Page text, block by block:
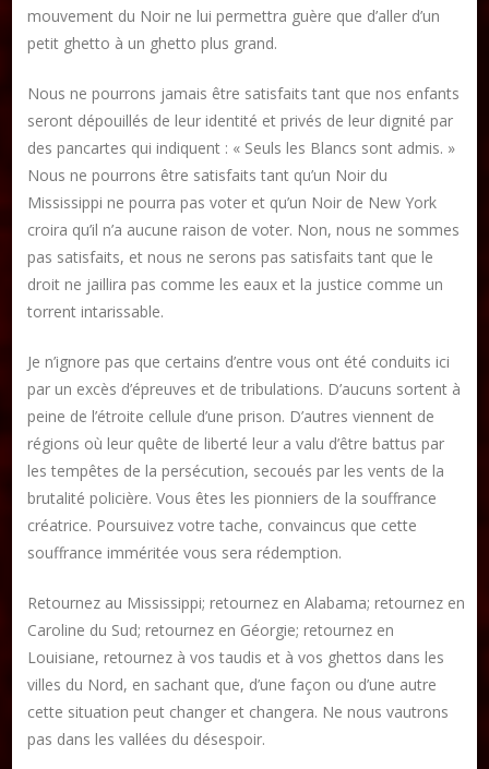
mouvement du Noir ne lui permettra guère que d’aller d’un
petit ghetto à un ghetto plus grand.
Nous ne pourrons jamais être satisfaits tant que nos enfants
seront dépouillés de leur identité et privés de leur dignité par
des pancartes qui indiquent : « Seuls les Blancs sont admis. »
Nous ne pourrons être satisfaits tant qu’un Noir du
Mississippi ne pourra pas voter et qu’un Noir de New York
croira qu’il n’a aucune raison de voter. Non, nous ne sommes
pas satisfaits, et nous ne serons pas satisfaits tant que le
droit ne jaillira pas comme les eaux et la justice comme un
torrent intarissable.
Je n’ignore pas que certains d’entre vous ont été conduits ici
par un excès d’épreuves et de tribulations. D’aucuns sortent à
peine de l’étroite cellule d’une prison. D’autres viennent de
régions où leur quête de liberté leur a valu d’être battus par
les tempêtes de la persécution, secoués par les vents de la
brutalité policière. Vous êtes les pionniers de la souffrance
créatrice. Poursuivez votre tache, convaincus que cette
souffrance imméritée vous sera rédemption.
Retournez au Mississippi; retournez en Alabama; retournez en
Caroline du Sud; retournez en Géorgie; retournez en
Louisiane, retournez à vos taudis et à vos ghettos dans les
villes du Nord, en sachant que, d’une façon ou d’une autre
cette situation peut changer et changera. Ne nous vautrons
pas dans les vallées du désespoir.